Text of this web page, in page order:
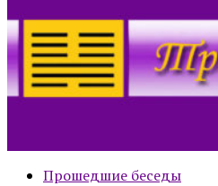
Прошедшие беседы